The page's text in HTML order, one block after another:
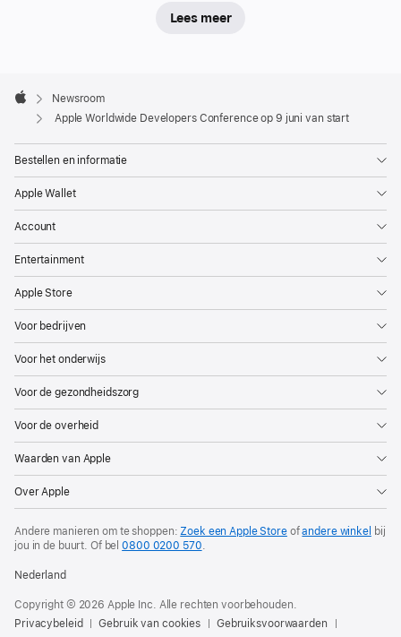
technologie,
te
Vandaag
Apple
van
Worldwide
Developers
Conference
(WWDC)
bekendgemaakt,
inclusief
keynote
Platforms
State
Union.
Lees meer
Footer

Apple
Newsroom
Apple Worldwide Developers Conference op 9 juni van start
Bestellen en informatie
Apple Wallet
Account
Entertainment
Apple Store
Voor bedrijven
Voor het onderwijs
Voor de gezondheidszorg
Voor de overheid
Waarden van Apple
Over Apple
Andere manieren om te shoppen:Zoek een Apple Storeofandere winkel bij
jou in de buurt. Of bel0800 0200 570.
Nederland
Copyright © 2026 Apple Inc. Alle rechten voorbehouden.
Privacybeleid
Gebruik van cookies
Gebruiksvoorwaarden